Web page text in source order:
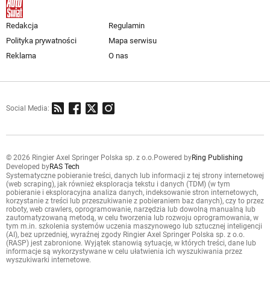
Redakcja
Regulamin
Polityka prywatności
Mapa serwisu
Reklama
O nas
Social Media:
© 2026 Ringier Axel Springer Polska sp. z o.o.Powered byRing Publishing
Developed byRAS Tech
Systematyczne pobieranie treści, danych lub informacji z tej strony internetowej
(web scraping), jak również eksploracja tekstu i danych (TDM) (w tym
pobieranie i eksploracyjna analiza danych, indeksowanie stron internetowych,
korzystanie z treści lub przeszukiwanie z pobieraniem baz danych), czy to przez
roboty, web crawlers, oprogramowanie, narzędzia lub dowolną manualną lub
zautomatyzowaną metodą, w celu tworzenia lub rozwoju oprogramowania, w
tym m.in. szkolenia systemów uczenia maszynowego lub sztucznej inteligencji
(AI), bez uprzedniej, wyraźnej zgody Ringier Axel Springer Polska sp. z o.o.
(RASP) jest zabronione. Wyjątek stanowią sytuacje, w których treści, dane lub
informacje są wykorzystywane w celu ułatwienia ich wyszukiwania przez
wyszukiwarki internetowe.